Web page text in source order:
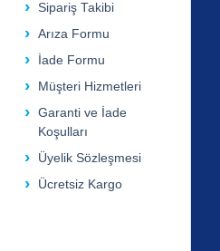
Sipariş Takibi
Arıza Formu
İade Formu
Müşteri Hizmetleri
Garanti ve İade
Koşulları
Üyelik Sözleşmesi
Ücretsiz Kargo